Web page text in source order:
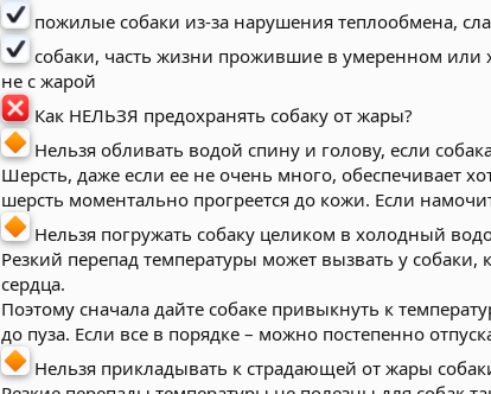
пожилые собаки из-за нарушения теплообмена,
собаки, часть жизни прожившие в умеренном или
не с жарой
Как НЕЛЬЗЯ предохранять собаку от жары?
Нельзя обливать водой спину и голову, если
Шерсть, даже если ее не очень много, обеспечивает
шерсть моментально прогреется до кожи. Если
Нельзя погружать собаку целиком в холодный
Резкий перепад температуры может вызвать у
сердца.
Поэтому сначала дайте собаке привыкнуть к
до пуза. Если все в порядке – можно постепенно
Нельзя прикладывать к страдающей от жары